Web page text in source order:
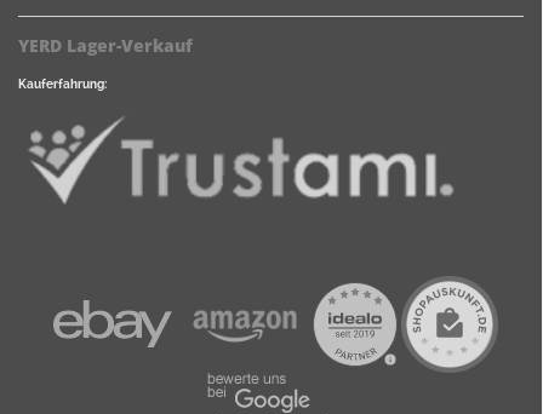
YERD Lager-Verkauf
Kauferfahrung: